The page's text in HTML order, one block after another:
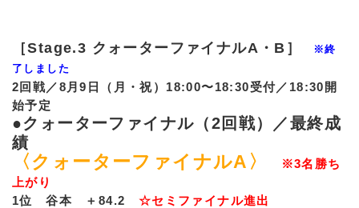
［Stage.3 クォーターファイナルA・B］
※終
了しました
2回戦／8月9日（月・祝）18:00〜18:30受付／18:30開
始予定
●クォーターファイナル（2回戦）／最終成
績
〈クォーターファイナルA〉
※3名勝ち
上がり
1位 谷本 ＋84.2
☆セミファイナル進出